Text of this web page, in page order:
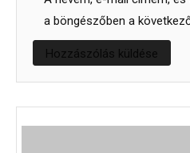
a böngészőben a